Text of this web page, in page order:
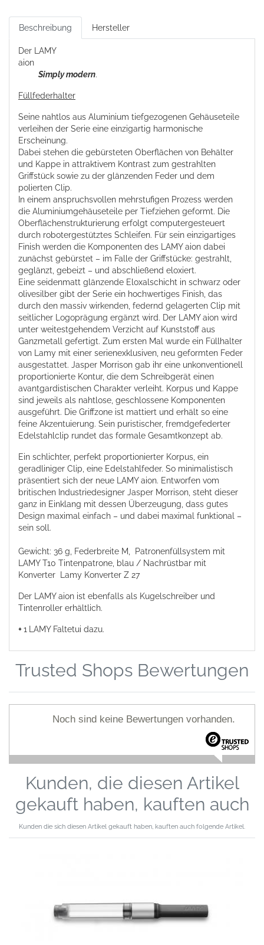
Beschreibung Hersteller
Der LAMY
Simply modern.
Füllfederhalter
Seine nahtlos aus Aluminium tiefgezogenen Gehäuseteile
verleihen der Serie eine einzigartig harmonische
Erscheinung.
Dabei stehen die gebürsteten Oberflächen von Behälter
und Kappe in attraktivem Kontrast zum gestrahlten
Griffstück sowie zu der glänzenden Feder und dem
polierten Clip.
In einem anspruchsvollen mehrstufigen Prozess werden
die Aluminiumgehäuseteile per Tiefziehen geformt. Die
Oberflächenstrukturierung erfolgt computergesteuert
durch robotergestütztes Schleifen. Für sein einzigartiges
Finish werden die Komponenten des LAMY aion dabei
zunächst gebürstet – im Falle der Griffstücke: gestrahlt,
geglänzt, gebeizt – und abschließend eloxiert.
Eine seidenmatt glänzende Eloxalschicht in schwarz oder
olivesilber gibt der Serie ein hochwertiges Finish, das
durch den massiv wirkenden, federnd gelagerten Clip mit
seitlicher Logoprägung ergänzt wird. Der LAMY aion wird
unter weitestgehendem Verzicht auf Kunststoff aus
Ganzmetall gefertigt. Zum ersten Mal wurde ein Füllhalter
von Lamy mit einer serienexklusiven, neu geformten Feder
ausgestattet. Jasper Morrison gab ihr eine unkonventionell
proportionierte Kontur, die dem Schreibgerät einen
avantgardistischen Charakter verleiht. Korpus und Kappe
sind jeweils als nahtlose, geschlossene Komponenten
ausgeführt. Die Griffzone ist mattiert und erhält so eine
feine Akzentuierung. Sein puristischer, fremdgefederter
Edelstahlclip rundet das formale Gesamtkonzept ab.
Ein schlichter, perfekt proportionierter Korpus, ein
geradliniger Clip, eine Edelstahlfeder. So minimalistisch
präsentiert sich der neue LAMY aion. Entworfen vom
britischen Industriedesigner Jasper Morrison, steht dieser
ganz in Einklang mit dessen Überzeugung, dass gutes
Design maximal einfach – und dabei maximal funktional –
sein soll.
Gewicht: 36 g, Federbreite M, Patronenfüllsystem mit
LAMY T10 Tintenpatrone, blau / Nachrüstbar mit
Konverter
Lamy Konverter Z 27
Der LAMY aion ist ebenfalls als Kugelschreiber und
Tintenroller erhältlich.
+1 LAMY Faltetui dazu.
Trusted Shops Bewertungen
Noch sind keine Bewertungen vorhanden.
Kunden, die diesen Artikel
gekauft haben, kauften auch
Kunden die sich diesen Artikel gekauft haben, kauften auch folgende Artikel.